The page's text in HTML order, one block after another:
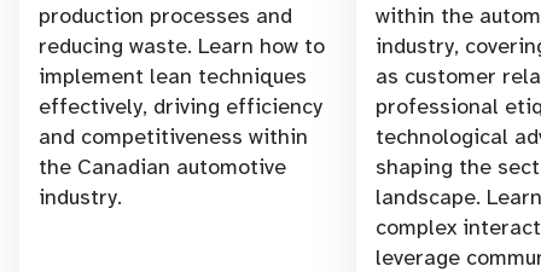
production processes and
reducing waste. Learn how to
implement lean techniques
effectively, driving efficiency
and competitiveness within
the Canadian automotive
industry.
within the
industry,
as customer
professional
technological
shaping the
landscape.
complex
leverage